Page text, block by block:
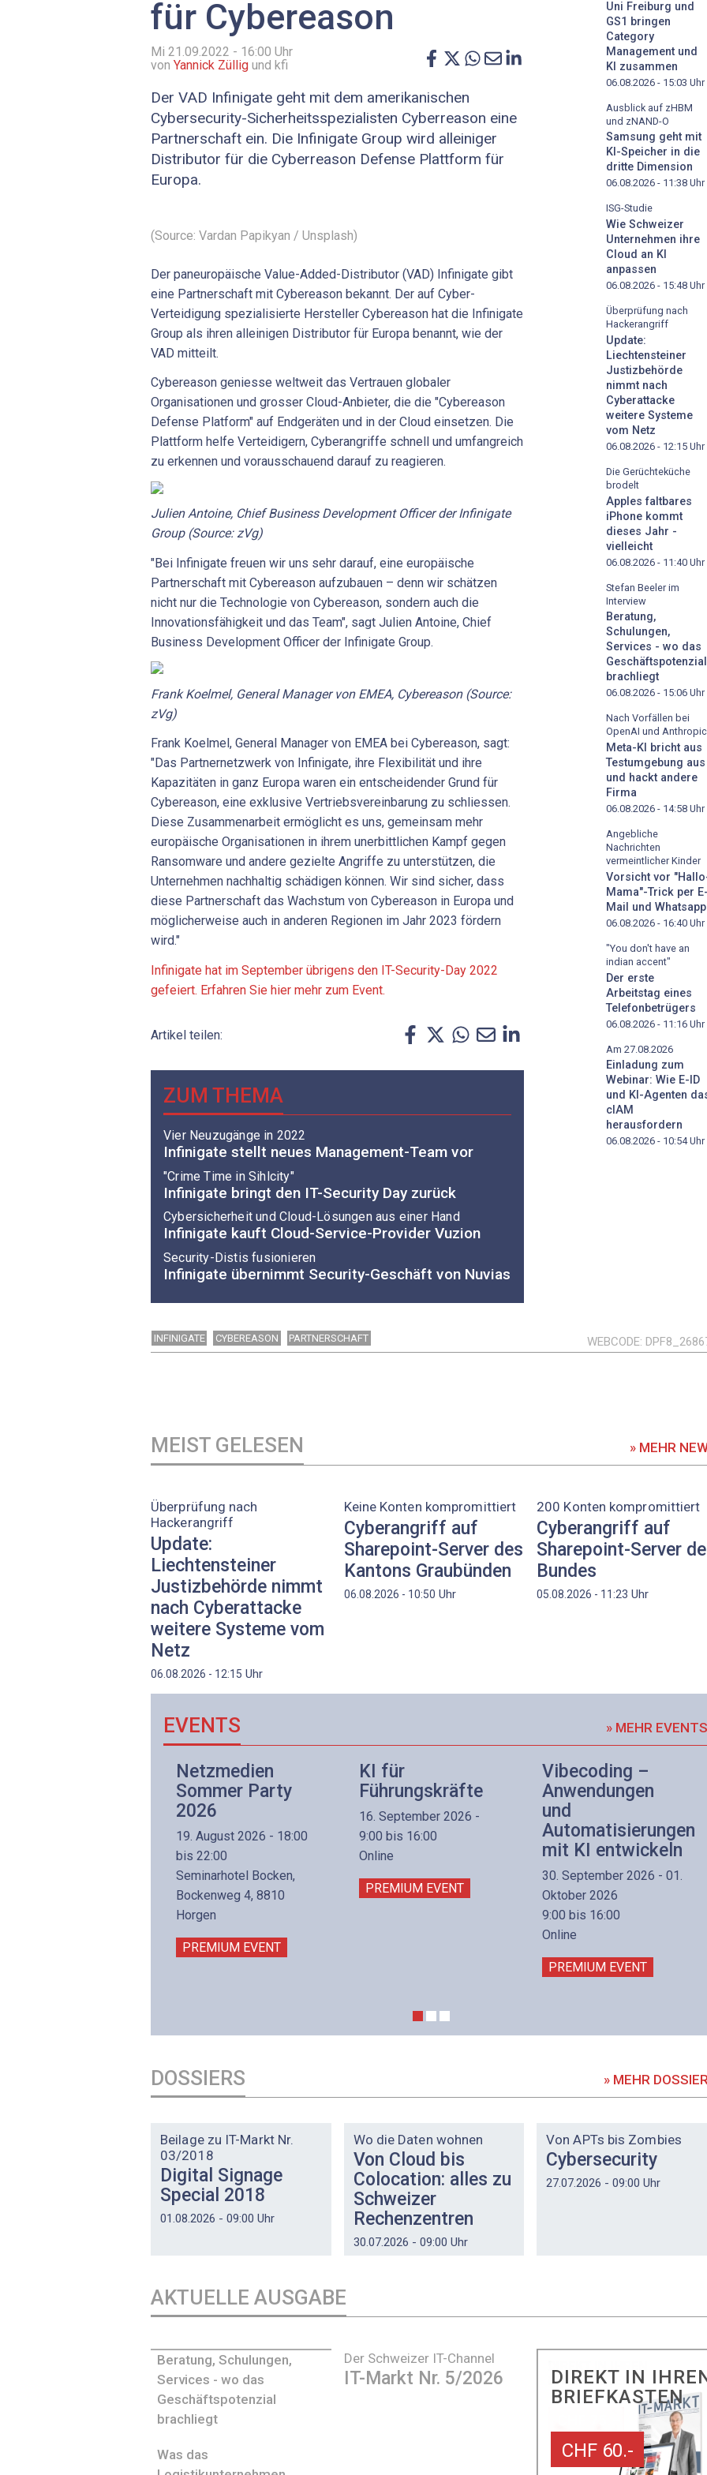
für Cybereason
Mi 21.09.2022 - 16:00 Uhr
von Yannick Züllig und kfi
Der VAD Infinigate geht mit dem amerikanischen
Cybersecurity-Sicherheitsspezialisten Cyberreason eine
Partnerschaft ein. Die Infinigate Group wird alleiniger
Distributor für die Cyberreason Defense Plattform für
Europa.
(Source: Vardan Papikyan / Unsplash)
Der paneuropäische Value-Added-Distributor (VAD) Infinigate gibt
eine Partnerschaft mit Cybereason bekannt. Der auf Cyber-
Verteidigung spezialisierte Hersteller Cybereason hat die Infinigate
Group als ihren alleinigen Distributor für Europa benannt, wie der
VAD mitteilt.
Cybereason geniesse weltweit das Vertrauen globaler
Organisationen und grosser Cloud-Anbieter, die die "Cybereason
Defense Platform" auf Endgeräten und in der Cloud einsetzen. Die
Plattform helfe Verteidigern, Cyberangriffe schnell und umfangreich
zu erkennen und vorausschauend darauf zu reagieren.
Julien Antoine, Chief Business Development Officer der Infinigate
Group (Source: zVg)
"Bei Infinigate freuen wir uns sehr darauf, eine europäische
Partnerschaft mit Cybereason aufzubauen – denn wir schätzen
nicht nur die Technologie von Cybereason, sondern auch die
Innovationsfähigkeit und das Team", sagt Julien Antoine, Chief
Business Development Officer der Infinigate Group.
Frank Koelmel, General Manager von EMEA, Cybereason (Source:
zVg)
Frank Koelmel, General Manager von EMEA bei Cybereason, sagt:
"Das Partnernetzwerk von Infinigate, ihre Flexibilität und ihre
Kapazitäten in ganz Europa waren ein entscheidender Grund für
Cybereason, eine exklusive Vertriebsvereinbarung zu schliessen.
Diese Zusammenarbeit ermöglicht es uns, gemeinsam mehr
europäische Organisationen in ihrem unerbittlichen Kampf gegen
Ransomware und andere gezielte Angriffe zu unterstützen, die
Unternehmen nachhaltig schädigen können. Wir sind sicher, dass
diese Partnerschaft das Wachstum von Cybereason in Europa und
möglicherweise auch in anderen Regionen im Jahr 2023 fördern
wird."
Infinigate hat im September übrigens den IT-Security-Day 2022
gefeiert. Erfahren Sie hier mehr zum Event.
Artikel teilen:
ZUM THEMA
Vier Neuzugänge in 2022
Infinigate stellt neues Management-Team vor
"Crime Time in Sihlcity"
Infinigate bringt den IT-Security Day zurück
Cybersicherheit und Cloud-Lösungen aus einer Hand
Infinigate kauft Cloud-Service-Provider Vuzion
Security-Distis fusionieren
Infinigate übernimmt Security-Geschäft von Nuvias
Uni Freiburg und
GS1 bringen
Category
Management und
KI zusammen
06.08.2026 - 15:03 Uhr
Ausblick auf zHBM
und zNAND-O
Samsung geht mit
KI-Speicher in die
dritte Dimension
06.08.2026 - 11:38 Uhr
ISG-Studie
Wie Schweizer
Unternehmen ihre
Cloud an KI
anpassen
06.08.2026 - 15:48 Uhr
Überprüfung nach
Hackerangriff
Update:
Liechtensteiner
Justizbehörde
nimmt nach
Cyberattacke
weitere Systeme
vom Netz
06.08.2026 - 12:15 Uhr
Die Gerüchteküche
brodelt
Apples faltbares
iPhone kommt
dieses Jahr -
vielleicht
06.08.2026 - 11:40 Uhr
Stefan Beeler im
Interview
Beratung,
Schulungen,
Services - wo das
Geschäftspotenzial
brachliegt
06.08.2026 - 15:06 Uhr
Nach Vorfällen bei
OpenAI und Anthropic
Meta-KI bricht aus
Testumgebung aus
und hackt andere
Firma
06.08.2026 - 14:58 Uhr
Angebliche
Nachrichten
vermeintlicher Kinder
Vorsicht vor
Mama"-Trick per
Mail und Whatsapp
06.08.2026 - 16:40 Uhr
"You don't have an
indian accent"
Der erste
Arbeitstag eines
Telefonbetrügers
06.08.2026 - 11:16 Uhr
Am 27.08.2026
Einladung zum
Webinar: Wie E-ID
und KI-Agenten
cIAM
herausfordern
06.08.2026 - 10:54Uhr
INFINIGATE CYBEREASON PARTNERSCHAFT WEBCODE
MEIST GELESEN » MEHR
Überprüfung nach
Hackerangriff
Update:
Liechtensteiner
Justizbehörde nimmt
nach Cyberattacke
weitere Systeme vom
Netz
06.08.2026 - 12:15 Uhr
Keine Konten kompromittiert
Cyberangriff auf
Sharepoint-Server des
Kantons Graubünden
06.08.2026 - 10:50 Uhr
200 Konten kompromittiert
Cyberangriff auf
Sharepoint-Server
Bundes
05.08.2026 - 11:23 Uhr
EVENTS » MEHR
Netzmedien
Sommer Party
2026
19. August 2026 - 18:00
bis 22:00
Seminarhotel Bocken,
Bockenweg 4, 8810
Horgen
PREMIUM EVENT
KI für
Führungskräfte
16. September 2026 -
9:00 bis 16:00
Online
PREMIUM EVENT
Vibecoding –
Anwendungen
und
Automatisierungen
mit KI entwickeln
30. September 2026 - 01.
Oktober 2026
9:00 bis 16:00
Online
PREMIUM EVENT
DOSSIERS » MEHR
Beilage zu IT-Markt Nr.
03/2018
Digital Signage
Special 2018
01.08.2026 - 09:00 Uhr
Wo die Daten wohnen
Von Cloud bis
Colocation: alles zu
Schweizer
Rechenzentren
30.07.2026 - 09:00 Uhr
Von APTs bis Zombies
Cybersecurity
27.07.2026 - 09:00 Uhr
AKTUELLE AUSGABE
Der Schweizer IT-Channel
IT-Markt Nr. 5/2026
Beratung, Schulungen,
Services - wo das
Geschäftspotenzial
brachliegt
Was das
DIREKT IN
BRIEFKASTEN
CHF 60.-